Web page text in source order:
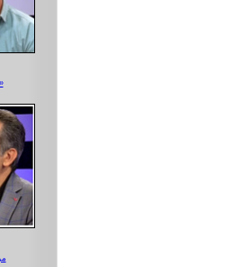
موضوع: پروژه کوه‌نوردی «سیمرغ»